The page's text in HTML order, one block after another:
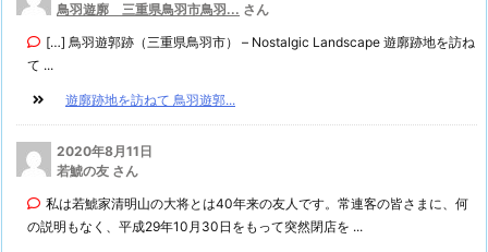
鳥羽遊廓 三重県鳥羽市鳥羽... さん
[…] 鳥羽遊郭跡（三重県鳥羽市） – Nostalgic Landscape 遊廓跡地を訪ね
て ...
遊廓跡地を訪ねて 鳥羽遊郭...
2020年8月11日
若鯱の友 さん
私は若鯱家清明山の大将とは40年来の友人です。常連客の皆さまに、何
の説明もなく、平成29年10月30日をもって突然閉店を ...